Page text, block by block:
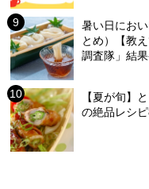
暑い日にお
とめ）【教
調査隊」結
【夏が旬】
の絶品レシ